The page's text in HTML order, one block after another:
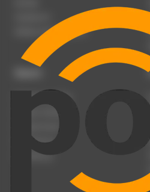
Werben auf podcast.de
Podcast anmelden
Podcast hochladen
Podcast-Events
Registrierung
Anmeldung